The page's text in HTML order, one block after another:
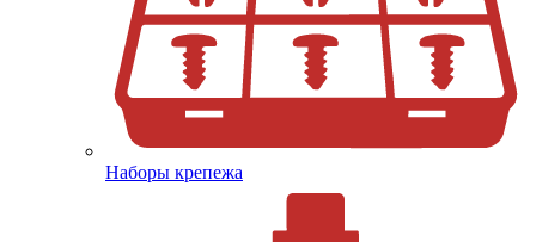
Наборы крепежа